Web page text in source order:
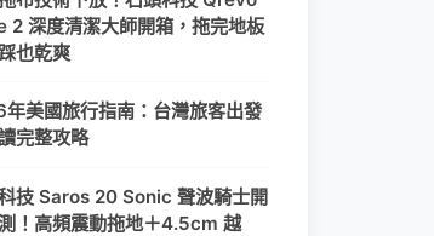
2 深度清潔大師開箱，拖完地板
也乾爽
美國旅行指南：台灣旅客出發
完整攻略
技 Saros 20 Sonic 聲波騎士開
！高頻震動拖地＋4.5cm 越